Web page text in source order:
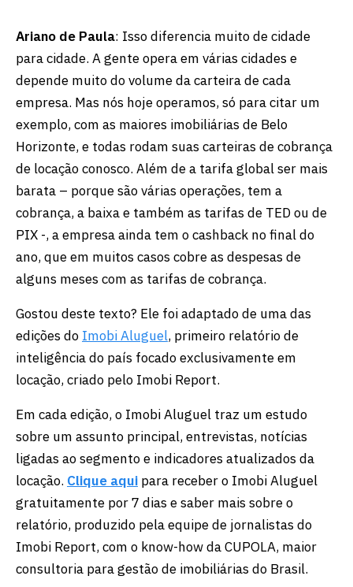
Ariano de Paula: Isso diferencia muito de cidade
para cidade. A gente opera em várias cidades e
depende muito do volume da carteira de cada
empresa. Mas nós hoje operamos, só para citar um
exemplo, com as maiores imobiliárias de Belo
Horizonte, e todas rodam suas carteiras de cobrança
de locação conosco. Além de a tarifa global ser mais
barata – porque são várias operações, tem a
cobrança, a baixa e também as tarifas de TED ou de
PIX -, a empresa ainda tem o cashback no final do
ano, que em muitos casos cobre as despesas de
alguns meses com as tarifas de cobrança.
Gostou deste texto? Ele foi adaptado de uma das
edições do Imobi Aluguel, primeiro relatório de
inteligência do país focado exclusivamente em
locação, criado pelo Imobi Report.
Em cada edição, o Imobi Aluguel traz um estudo
sobre um assunto principal, entrevistas, notícias
ligadas ao segmento e indicadores atualizados da
locação. Clique aqui para receber o Imobi Aluguel
gratuitamente por 7 dias e saber mais sobre o
relatório, produzido pela equipe de jornalistas do
Imobi Report, com o know-how da CUPOLA, maior
consultoria para gestão de imobiliárias do Brasil.